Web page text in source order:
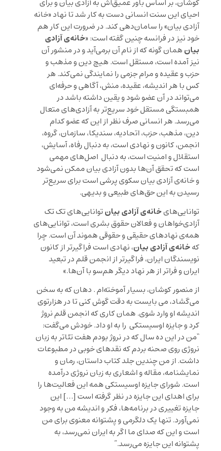
کوشان، بر اساس باور عمیق‌اش به آزادی بیان و برای
احیای این سنت انسانی دست به کار شد تا نهاد «خانه
آزادی بیان» را سامان‌دهی کند. در ضرورت این کار هم
خود نیز در فرانسه چنین گفته است: «خانه‌ی آزادی
بیان همان گونه که از نام آن برمی‌آید و در منشور آن
نیز آمده است، مستقل است. هیچ دین و مذهب و
حزب و عقیده و مرام جزمی را نمایندگی نمی‌کند. هر
کس با هر اندیشه، عقیده، منش‌، آگاهی و حرفه‌ای
می‌تواند در آن عضو شود و یقین داشته باشد در
همبستگی مستقل خود سریع‌تر به آزادی‌های متعال
می‌رسد. هر انسانی صرف نظر از این که عضو کدام
دین، مذهب، حزب، اتحادیه، سندیکا، سازمان، گروه،
انجمن، کانون و نهادی است، به دنبال رفاه، آسایش،
استقلال و امنیت است، به دنبال اصل‌های مهمی
است که تحقق آن‌ها بدون آزادی بیان ممکن نمی‌شود
و خانه‌ی آزادی بیان سکوی پرشی است برای سریع‌تر
رسیدن به این حق‌های طبیعی و بدیهی.
توانایی‌هایخانه‌ی آزادی بیان توانایی‌های تک تک
آزادی‌خواهان و فعالان حقوق بشری است، توانایی‌های
همه‌ی نهادهای حقیقی و حقوقی هموند آن است. چرا
کهخانه‌ی آزادی بیان، نهادی است فراگیرتر از کانون
نویسندگان ایران، فراگیرتر از انجمن قلم در تبعید
ایران و فراتر از هر نهاد دیگر هم‌سو با آن‌ها.»
از منصور کوشان، بسیار آموخته‌ام . دهان که به سخن
می‌گشاد، می بایست به دقت گوش کنی تا در هزارتوی
اندیشه او وارد شوی. همان کاری که انجمن قلم نروژ
کرد و جایزه اوسیستکی را به او داد. خودش می‌گفت:
“من در این ده سال که در نروژ بودم هفت تئاتر به زبان
نروژی روی صحنه بردم که نقدهای خوبی در مطبوعات
داشت. از من چندین جلد کتاب داستان، رمان و
نمایشنامه، مقاله و اشعاری به زبان نروژی درآمده
است. شورای جایزه اوسیستکی همه این فعالیت‌ها را
برای اهدای این جایزه در نظر گرفته است […] این
جایزه تغییری در برنامه‌ها، فکر و اندیشه من به وجود
نمی‌آورد. تنها یک دلگرمی و پشتوانه معنوی برای من
است و این که صدای ما اگر به ایران نمی‌رسد، به
پشتوانه این جایزه می‌رسد.”